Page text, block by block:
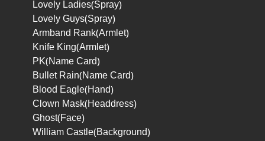
Lovely Ladies(Spray)
Lovely Guys(Spray)
Armband Rank(Armlet)
Knife King(Armlet)
PK(Name Card)
Bullet Rain(Name Card)
Blood Eagle(Hand)
Clown Mask(Headdress)
Ghost(Face)
William Castle(Background)